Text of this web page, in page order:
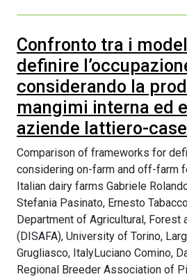
Confronto tra i
definire
considerando la
mangimi interna ed
aziende lattiero-
Comparison of frameworks for
considering on-farm and off-farm
Italian dairy farms Gabriele
Stefania Pasinato, Ernesto
Department of Agricultural, Forest
(DISAFA), University of Torino,
Grugliasco, ItalyLuciano Comino,
Regional Breeder Association of